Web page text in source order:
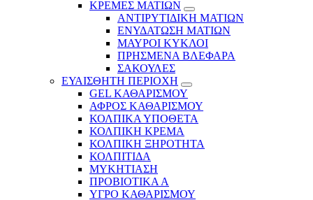
ΚΡΕΜΕΣ ΜΑΤΙΩΝ
ΑΝΤΙΡΥΤΙΔΙΚΗ ΜΑΤΙΩΝ
ΕΝΥΔΑΤΩΣΗ ΜΑΤΙΩΝ
ΜΑΥΡΟΙ ΚΥΚΛΟΙ
ΠΡΗΣΜΕΝΑ ΒΛΕΦΑΡΑ
ΣΑΚΟΥΛΕΣ
ΕΥΑΙΣΘΗΤΗ ΠΕΡΙΟΧΗ
GEL ΚΑΘΑΡΙΣΜΟΥ
ΑΦΡΟΣ ΚΑΘΑΡΙΣΜΟΥ
ΚΟΛΠΙΚΑ ΥΠΟΘΕΤΑ
ΚΟΛΠΙΚΗ ΚΡΕΜΑ
ΚΟΛΠΙΚΗ ΞΗΡΟΤΗΤΑ
ΚΟΛΠΙΤΙΔΑ
ΜΥΚΗΤΙΑΣΗ
ΠΡΟΒΙΟΤΙΚΑ Α
ΥΓΡΟ ΚΑΘΑΡΙΣΜΟΥ